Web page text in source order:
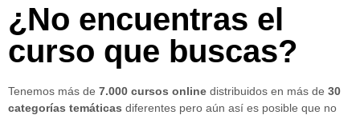
¿No encuentras el
curso que buscas?
Tenemos más de 7.000 cursos online distribuidos en más de 30
categorías temáticas diferentes pero aún así es posible que no